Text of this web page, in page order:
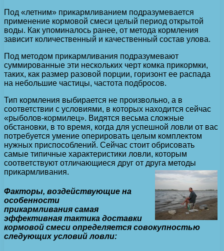
Под «летним» прикармливанием подразумевается
применение кормовой смеси целый период открытой
воды. Как упоминалось ранее, от метода кормления
зависит количественный и качественный состав улова.
Под методом прикармливания подразумевают
суммированные эти нескольких черт комка прикормки,
таких, как размер разовой порции, горизонт ее распада
на небольшие частицы, частота подбросов.
Тип кормления выбирается не произвольно, а в
соответствии с условиями, в которых находится сейчас
«рыболов-кормилец». Видятся весьма сложные
обстановки, в то время, когда для успешной ловли от вас
потребуется умение оперировать целым комплектом
нужных приспособлений. Сейчас стоит обрисовать
самые типичные характеристики ловли, которым
соответствуют отличающиеся друг от друга методы
прикармливания.
Факторы, воздействующие на
особенности
прикармливания самая
эффективная тактика доставки
кормовой смеси определяется совокупностью
следующих условий ловли: